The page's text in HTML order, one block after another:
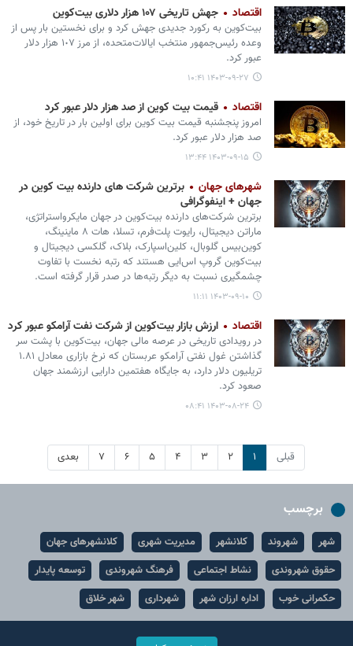
اقتصاد جهش تاریخی ۱۰۷ هزار دلاری بیت‌کوین
بیت‌کوین به رکورد جدیدی جهش کرد و برای نخستین بار پس از
وعده رئیس‌جمهور منتخب ایالات‌متحده، از مرز ١٠٧ هزار دلار
عبور کرد.
۱۴۰۳-۰۹-۲۷ ۱۰:۴۱
اقتصاد قیمت بیت کوین از صد هزار دلار عبور کرد
امروز پنجشنبه قیمت بیت کوین برای اولین بار در تاریخ خود، از
صد هزار دلار عبور کرد.
۱۴۰۳-۰۹-۱۵ ۱۳:۴۴
شهرهای جهان
برترین شرکت‌ های دارنده بیت کوین در
جهان + اینفوگرافی
برترین شرکت‌های دارنده بیت‌کوین در جهان مایکرواستراتژی،
ماراتن دیجیتال، رایوت پلت‌فرم، تسلا، هات ۸ ماینینگ،
کوین‌بیس گلوبال، کلین‌اسپارک، بلاک، گلکسی دیجیتال و
بیت‌کوین گروپ اس‌ایی هستند که رتبه نخست با تفاوت
چشمگیری نسبت به دیگر رتبه‌ها در صدر قرار گرفته است.
۱۴۰۳-۰۹-۱۰ ۱۱:۱۱
اقتصاد ارزش بازار بیت‌کوین از شرکت نفت آرامکو عبور کرد
در رویدادی تاریخی در عرصه مالی جهان، بیت‌کوین با پشت سر
گذاشتن غول نفتی آرامکو عربستان که نرخ بازاری معادل ۱.۸۱
تریلیون دلار دارد، به جایگاه هفتمین دارایی ارزشمند جهان
صعود کرد.
۱۴۰۳-۰۸-۲۴ ۰۸:۴۱
قبلی ۱ ۲ ۳ ۴ ۵ ۶ ۷ بعدی
برچسب
شهر شهروند کلانشهر مدیریت شهری
کلانشهرهای جهان
حقوق شهروندی
نشاط اجتماعی فرهنگ شهروندی
توسعه پایدار
حکمرانی خوب
اداره ارزان شهر شهرداری شهر خلاق